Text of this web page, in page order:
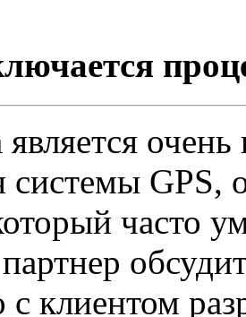
является
системы GPS,
часто
с клиентом